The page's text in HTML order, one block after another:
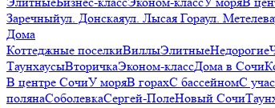
Заречныйул. Донскаяул. Лысая Гораул. Метелева
Дома
Коттеджные поселкиВиллыЭлитныеНедорогие
ТаунхаусыВторичкаЭконом-классДома в Сочи
В центре СочиУ моряВ горахС бассейномС
полянаСоболевкаСергей-ПолеНовый Сочи